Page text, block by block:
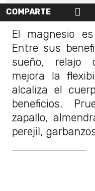
COMPARTE
El magnesio
Entre sus
sueño, relajo
mejora la
alcaliza el
beneficios.
zapallo,
perejil,